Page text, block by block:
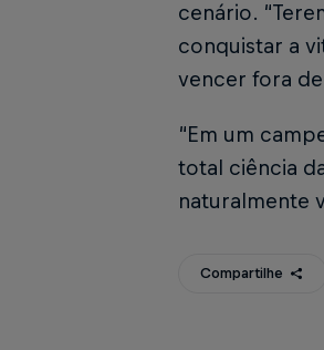
cenário.
conquistar a
vencer fora de
“Em um
total ciência
naturalmente
Compartilhe